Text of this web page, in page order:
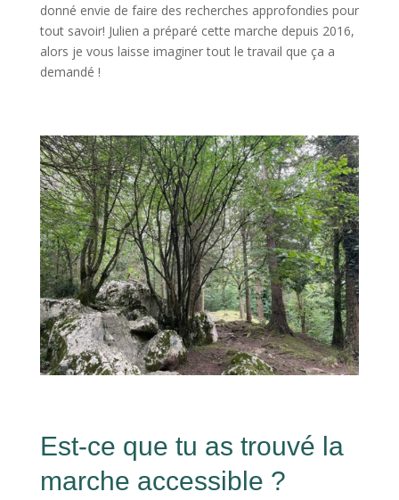
donné envie de faire des recherches approfondies pour
tout savoir! Julien a préparé cette marche depuis 2016,
alors je vous laisse imaginer tout le travail que ça a
demandé !
Est-ce que tu as trouvé la
marche accessible ?